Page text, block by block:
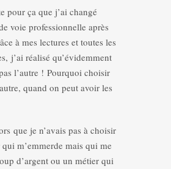
pour ça que j’ai changé
voie professionnelle après
à mes lectures et toutes les
j’ai réalisé qu’évidemment
l’autre ! Pourquoi choisir
quand on peut avoir les
que je n’avais pas à choisir
m’emmerde mais qui me
d’argent ou un métier qui